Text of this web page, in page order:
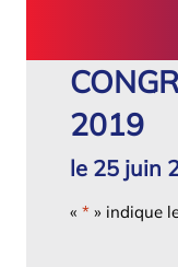
2019
le 25 juin
« *» indique